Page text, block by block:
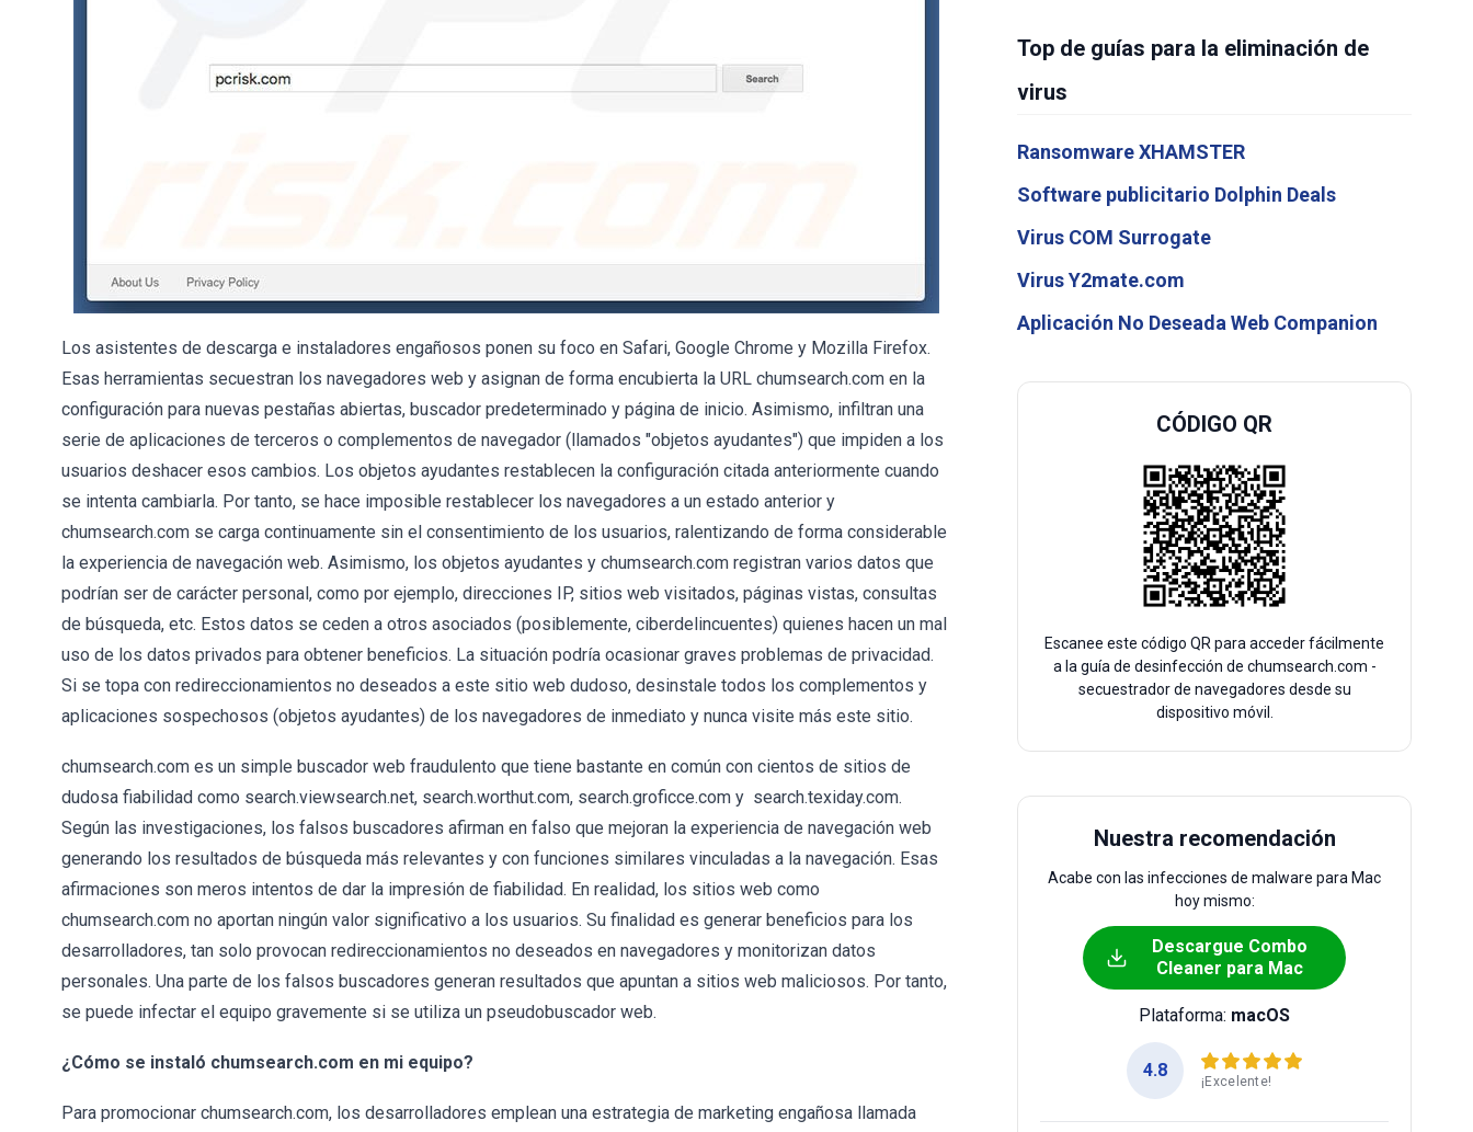
Los asistentes de descarga e instaladores engañosos ponen su foco en Safari, Google Chrome y Mozilla Firefox.
Esas herramientas secuestran los navegadores web y asignan de forma encubierta la URL chumsearch.com en la
configuración para nuevas pestañas abiertas, buscador predeterminado y página de inicio. Asimismo, infiltran una
serie de aplicaciones de terceros o complementos de navegador (llamados "objetos ayudantes") que impiden a los
usuarios deshacer esos cambios. Los objetos ayudantes restablecen la configuración citada anteriormente cuando
se intenta cambiarla. Por tanto, se hace imposible restablecer los navegadores a un estado anterior y
chumsearch.com se carga continuamente sin el consentimiento de los usuarios, ralentizando de forma considerable
la experiencia de navegación web. Asimismo, los objetos ayudantes y chumsearch.com registran varios datos que
podrían ser de carácter personal, como por ejemplo, direcciones IP, sitios web visitados, páginas vistas, consultas
de búsqueda, etc. Estos datos se ceden a otros asociados (posiblemente, ciberdelincuentes) quienes hacen un mal
uso de los datos privados para obtener beneficios. La situación podría ocasionar graves problemas de privacidad.
Si se topa con redireccionamientos no deseados a este sitio web dudoso, desinstale todos los complementos y
aplicaciones sospechosos (objetos ayudantes) de los navegadores de inmediato y nunca visite más este sitio.
chumsearch.com es un simple buscador web fraudulento que tiene bastante en común con cientos de sitios de
dudosa fiabilidad como search.viewsearch.net, search.worthut.com, search.groficce.com y search.texiday.com.
Según las investigaciones, los falsos buscadores afirman en falso que mejoran la experiencia de navegación web
generando los resultados de búsqueda más relevantes y con funciones similares vinculadas a la navegación. Esas
afirmaciones son meros intentos de dar la impresión de fiabilidad. En realidad, los sitios web como
chumsearch.com no aportan ningún valor significativo a los usuarios. Su finalidad es generar beneficios para los
desarrolladores, tan solo provocan redireccionamientos no deseados en navegadores y monitorizan datos
personales. Una parte de los falsos buscadores generan resultados que apuntan a sitios web maliciosos. Por tanto,
se puede infectar el equipo gravemente si se utiliza un pseudobuscador web.
¿Cómo se instaló chumsearch.com en mi equipo?
Para promocionar chumsearch.com, los desarrolladores emplean una estrategia de marketing engañosa llamada
Top de guías para la eliminación de
virus
Ransomware XHAMSTER
Software publicitario Dolphin Deals
Virus COM Surrogate
Virus Y2mate.com
Aplicación No Deseada Web Companion
CÓDIGO QR
Escanee este código QR para acceder fácilmente
a la guía de desinfección de chumsearch.com -
secuestrador de navegadores desde su
dispositivo móvil.
Nuestra recomendación
Acabe con las infecciones de malware para Mac
hoy mismo:
Descargue Combo
Cleaner para Mac
Plataforma: macOS
4.8
¡Excelente!